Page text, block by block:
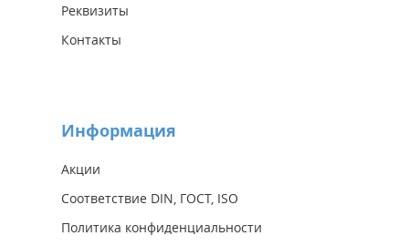
Реквизиты
Контакты
Информация
Акции
Соответствие DIN, ГОСТ, ISO
Политика конфиденциальности